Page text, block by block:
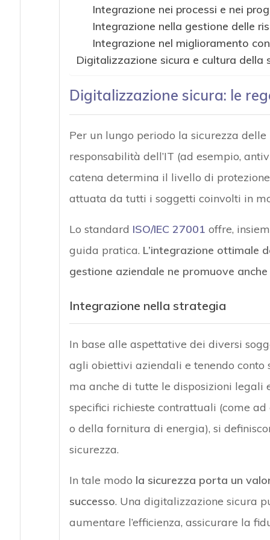
Integrazione nei processi e nei
Integrazione nella gestione delle
Integrazione nel miglioramento
Digitalizzazione sicura e cultura della
Digitalizzazione sicura: le
Per un lungo periodo la sicurezza
responsabilità dell’IT (ad esempio,
catena determina il livello di
attuata da tutti i soggetti coinvolti in
Lo standard ISO/IEC 27001 offre,
guida pratica. L’integrazione ottimale
gestione aziendale ne promuove
Integrazione nella strategia
In base alle aspettative dei diversi
agli obiettivi aziendali e tenendo conto
ma anche di tutte le disposizioni
specifici richieste contrattuali (come
o della fornitura di energia), si
sicurezza.
In tale modo la sicurezza porta un
successo. Una digitalizzazione sicura
aumentare l’efficienza, assicurare la